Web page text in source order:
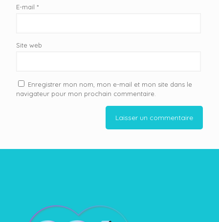
E-mail *
Site web
Enregistrer mon nom, mon e-mail et mon site dans le
navigateur pour mon prochain commentaire.